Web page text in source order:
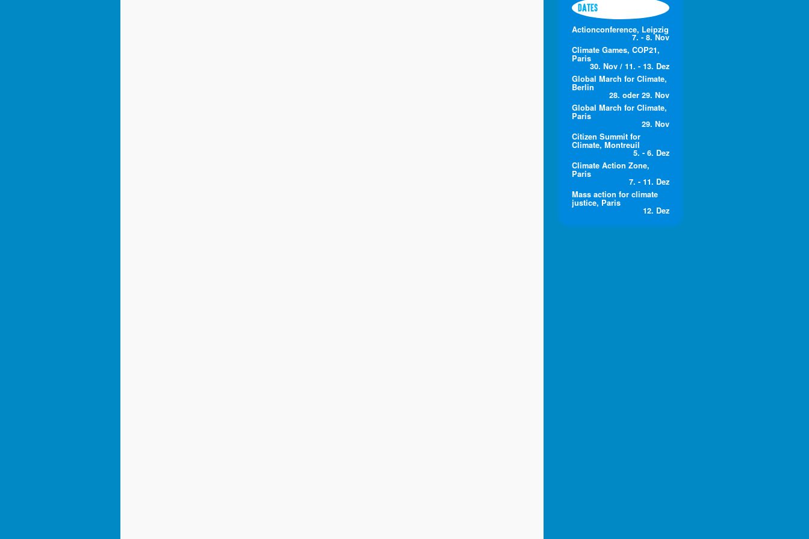
DATES
Actionconference, Leipzig
7. - 8. Nov
Climate Games, COP21,
Paris
30. Nov / 11. - 13. Dez
Global March for Climate,
Berlin
28. oder 29. Nov
Global March for Climate,
Paris
29. Nov
Citizen Summit for
Climate, Montreuil
5. - 6. Dez
Climate Action Zone,
Paris
7. - 11. Dez
Mass action for climate
justice, Paris
12. Dez